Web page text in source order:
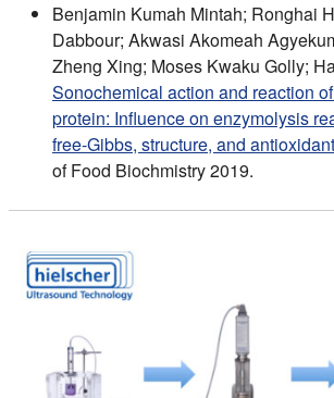
Benjamin Kumah Mintah; Ronghai
Dabbour; Akwasi Akomeah
Zheng Xing; Moses Kwaku Golly;
Sonochemical action and reaction
protein: Influence on enzymolysis
free‐Gibbs, structure, and
of Food Biochmistry 2019.